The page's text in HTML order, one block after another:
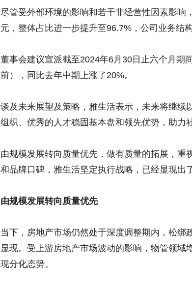
尽管受外部环境的影响和若干非经营性因素影响
元，整体占比进一步提升至96.7%，公司业务结
董事会建议宣派截至2024年6月30日止六个月期
前），同比去年中期上涨了20%。
谈及未来展望及策略，雅生活表示，未来将继续
组织、优秀的人才稳固基本盘和领先优势，助力
由规模发展转向质量优先，做有质量的拓展，重
和品牌口碑，雅生活坚定执行战略，已经显现出
由规模发展转向质量优先
当下，房地产市场仍然处于深度调整期内，松绑
显现。受上游房地产市场波动的影响，物管领域
现分化态势。